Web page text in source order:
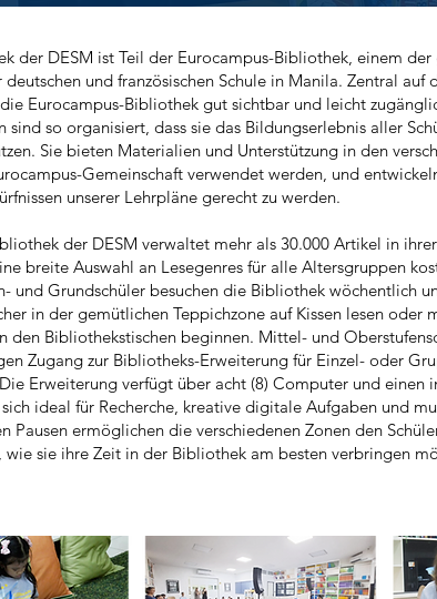
der DESM ist Teil der Eurocampus-Bibliothek, einem
deutschen und französischen Schule in Manila. Zentral auf
Eurocampus-Bibliothek gut sichtbar und leicht
sind so organisiert, dass sie das Bildungserlebnis aller
Sie bieten Materialien und Unterstützung in den
Gemeinschaft verwendet werden, und
unserer Lehrpläne gerecht zu werden.
der DESM verwaltet mehr als 30.000 Artikel in
breite Auswahl an Lesegenres für alle Altersgruppen
und Grundschüler besuchen die Bibliothek wöchentlich
in der gemütlichen Teppichzone auf Kissen lesen oder
den Bibliothekstischen beginnen. Mittel- und
Zugang zur Bibliotheks-Erweiterung für Einzel- oder
Erweiterung verfügt über acht (8) Computer und einen
ideal für Recherche, kreative digitale Aufgaben und
Pausen ermöglichen die verschiedenen Zonen den
wie sie ihre Zeit in der Bibliothek am besten verbringen